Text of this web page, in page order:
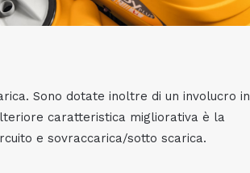
Sono dotate inoltre di un involucro in
caratteristica migliorativa è la
e sovraccarica/sotto scarica.